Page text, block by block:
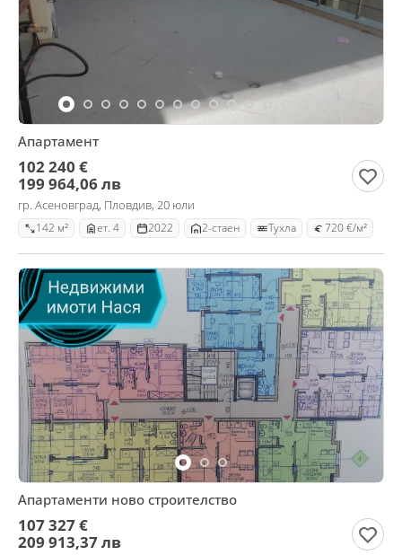
Апартамент
102 240 €
199 964,06 лв
гр. Асеновград, Пловдив, 20 юли
142 м² ет. 4 2022 2-стаен Тухла 720 €/м²
Апартаменти ново строителство
107 327 €
209 913,37 лв